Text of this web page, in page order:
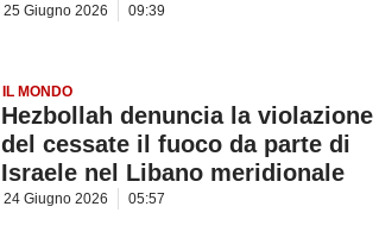
25 Giugno 2026 09:39
IL MONDO
Hezbollah denuncia la violazione
del cessate il fuoco da parte di
Israele nel Libano meridionale
24 Giugno 2026 05:57